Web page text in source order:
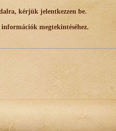
kérjük jelentkezzen be.
megtekintéséhez.